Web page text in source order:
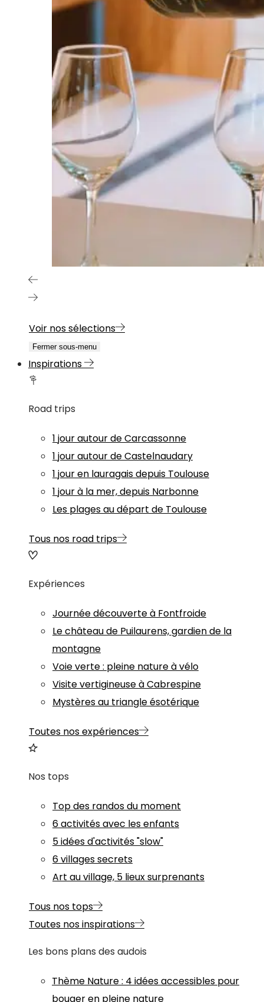
Voir nos sélections
Fermer sous-menu
Inspirations
Road trips
1 jour autour de Carcassonne
1 jour autour de Castelnaudary
1 jour en lauragais depuis Toulouse
1 jour à la mer, depuis Narbonne
Les plages au départ de Toulouse
Tous nos road trips
Expériences
Journée découverte à Fontfroide
Le château de Puilaurens, gardien de la
montagne
Voie verte : pleine nature à vélo
Visite vertigineuse à Cabrespine
Mystères au triangle ésotérique
Toutes nos expériences
Nos tops
Top des randos du moment
6 activités avec les enfants
5 idées d'activités "slow"
6 villages secrets
Art au village, 5 lieux surprenants
Tous nos tops
Toutes nos inspirations
Les bons plans des audois
Thème Nature: 4 idées accessibles pour
bouger en pleine nature